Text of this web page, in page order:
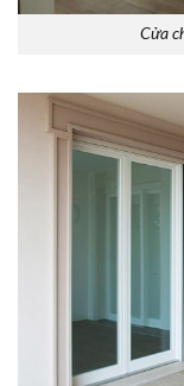
Cửa